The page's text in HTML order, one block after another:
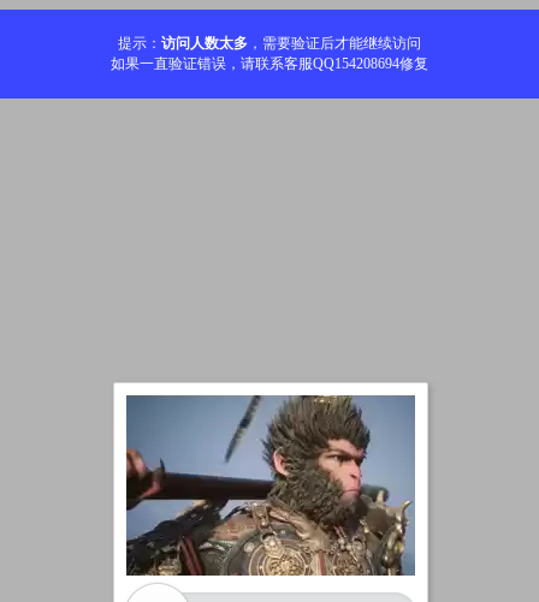
提示： 访问人数太多 ，需要验证后才能继续访问
如果一直验证错误，请联系客服QQ154208694修复
加载中